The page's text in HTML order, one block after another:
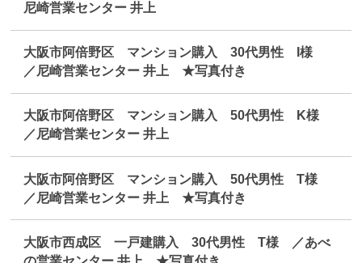
尼崎営業センター 井上
大阪市阿倍野区 マンション購入 30代男性 I様
／尼崎営業センター 井上 ★写真付き
大阪市阿倍野区 マンション購入 50代男性 K様
／尼崎営業センター 井上
大阪市阿倍野区 マンション購入 50代男性 T様
／尼崎営業センター 井上 ★写真付き
大阪市西成区 一戸建購入 30代男性 T様 ／あべ